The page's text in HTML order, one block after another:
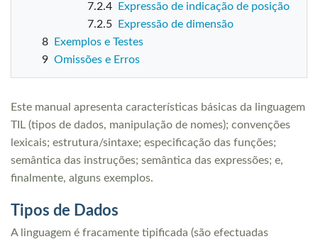
7.2.4
Expressão de indicação de posição
7.2.5
Expressão de dimensão
8
Exemplos e Testes
9 Omissões e Erros
Este manual apresenta características básicas da linguagem
TIL (tipos de dados, manipulação de nomes); convenções
lexicais; estrutura/sintaxe; especificação das funções;
semântica das instruções; semântica das expressões; e,
finalmente, alguns exemplos.
Tipos de Dados
A linguagem é fracamente tipificada (são efectuadas